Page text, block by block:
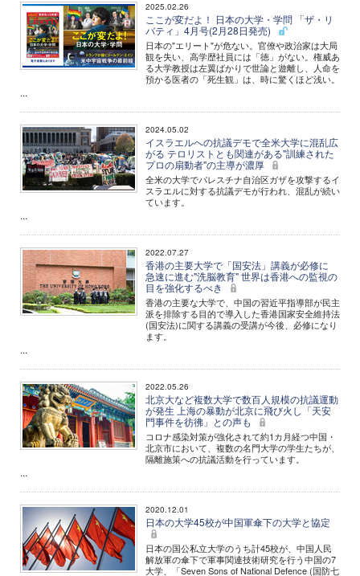
2025.02.26
ここが変だよ！ 日本の大学・学問 「ザ・リ
バティ」4月号(2月28日発売)
日本の"エリート"が危ない。官僚や政治家は大局
観を失い、高学歴社員には「徳」がない。権威あ
る大学教授は左翼ばかりで世論と遊離し、人命を
預かる医者の「死生観」は、時に驚くほど浅い。
...
2024.05.02
イスラエルへの抗議デモで全米大学に混乱広
がる テロリストとも関連がある"訓練された
プロの扇動者"の主導が濃厚
全米の大学でパレスチナ自治区ガザを攻撃するイ
スラエルに対する抗議デモが行われ、混乱が続い
ています。
...
2022.07.27
香港の主要大学で「国安法」講義が必修に
急速に進む"洗脳教育" 世界は香港への監視の
目を強化するべき
香港の主要な大学で、中国の習近平指導部が民主
派を排除する目的で導入した香港国家安全維持法
(国安法)に関する講義の受講が今後、必修になり
ます。
...
2022.05.26
北京大など複数大学で数百人規模の抗議運動
が発生 上海の暴動が北京に飛び火し「天安
門事件を彷彿」との声も
コロナ感染対策が強化されて約1カ月経つ中国・
北京市において、複数の名門大学の学生たちが、
隔離施策への抗議活動を行っています。
...
2020.12.01
日本の大学45校が中国軍傘下の大学と協定
日本の国公私立大学のうち計45校が、中国人民
解放軍の傘下で軍事関連技術研究を行う中国の7
大学、「Seven Sons of National Defence (国防七